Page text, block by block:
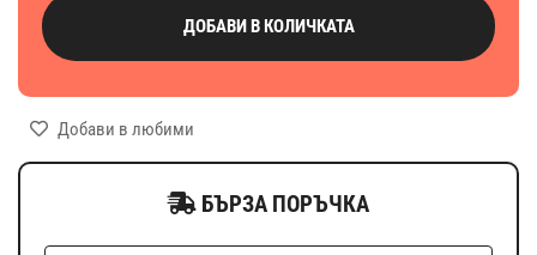
ДОБАВИ В КОЛИЧКАТА
Добави в любими
БЪРЗА ПОРЪЧКА